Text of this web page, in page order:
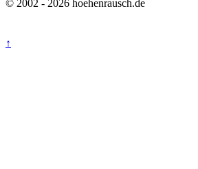
© 2002 - 2026 hoehenrausch.de
↑